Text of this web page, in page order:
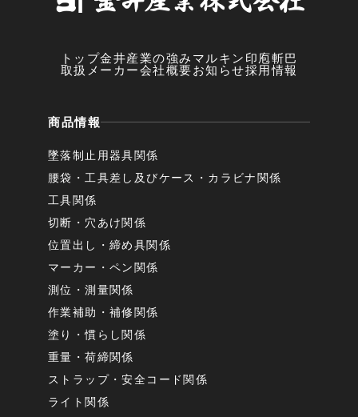
トップ金井産業の強み マルキン印 庖斬巴
取扱メーカー会社概要お知らせ採用情報
商品情報
墜落制止用器具関係
腰袋・工具差し及びケース・カラビナ関係
工具関係
切断・穴あけ関係
位置出し・締め具関係
マーカー・ペン関係
測位・測量関係
作業補助・補修関係
塗り・慣らし関係
重量・荷締関係
ストラップ・安全コード関係
ライト関係